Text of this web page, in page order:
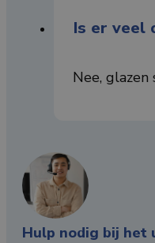
Is er veel
Nee,
Hulp nodig bij het